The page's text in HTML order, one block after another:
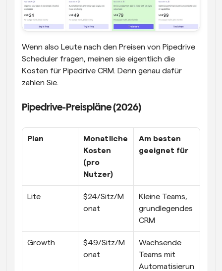
Wenn also Leute nach den Preisen von Pipedrive
Scheduler fragen, meinen sie eigentlich die
Kosten für Pipedrive CRM. Denn genau dafür
zahlen Sie.
Pipedrive-Preispläne (2026)
Plan
Monatliche
Kosten
(pro
Nutzer)
Am besten
geeignet für
Lite
$24/Sitz/M
onat
Kleine Teams,
grundlegendes
CRM
Growth
$49/Sitz/M
onat
Wachsende
Teams mit
Automatisierun